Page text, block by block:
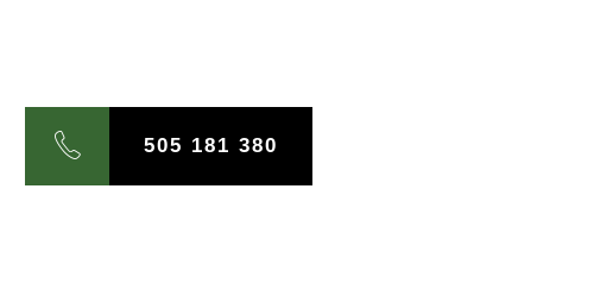
505 181 380